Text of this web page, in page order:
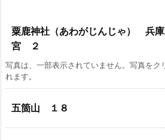
粟鹿神社（あわがじんじゃ） 兵
宮 ２
写真は、一部表示されていません。写真をク
れます。
五箇山 １８